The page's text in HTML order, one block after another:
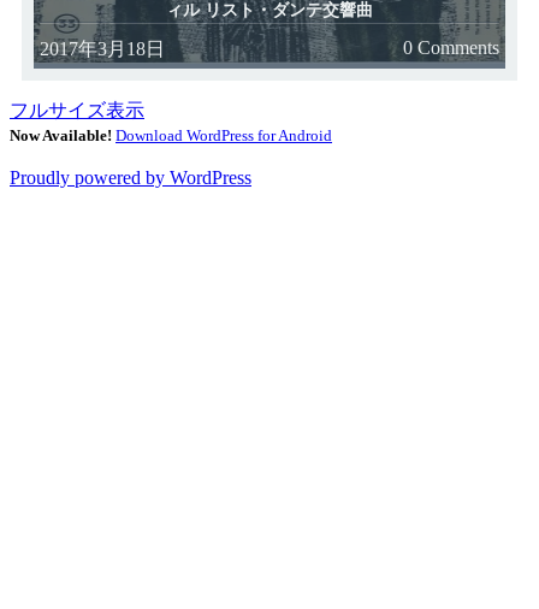
ィル リスト・ダンテ交響曲
2017年3月18日 0 Comments
フルサイズ表示
Now Available! Download WordPress for Android
Proudly powered by WordPress